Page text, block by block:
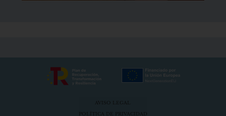
AVISO LEGAL
POLÍTICA DE PRIVACIDAD